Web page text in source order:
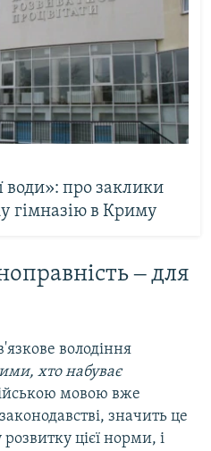
води»: про заклики
гімназію в Криму
‒ для
володіння
хто набуває
мовою вже
значить це
цієї норми, і